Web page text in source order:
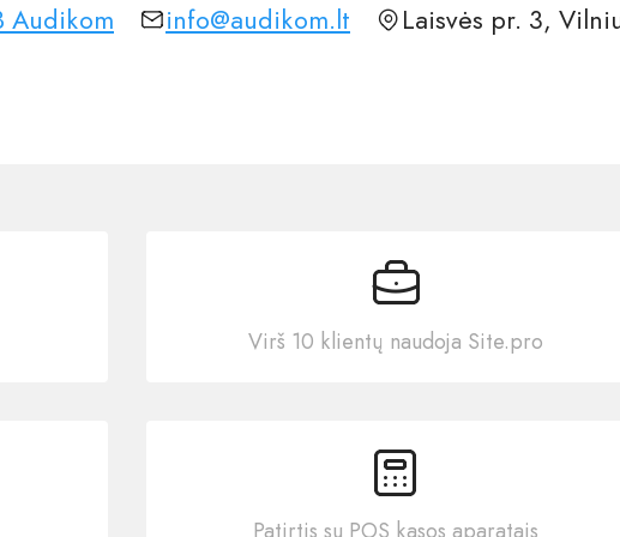
Audikom info@audikom.lt Laisvės pr. 3,
Virš 10 klientų naudoja Site.pro